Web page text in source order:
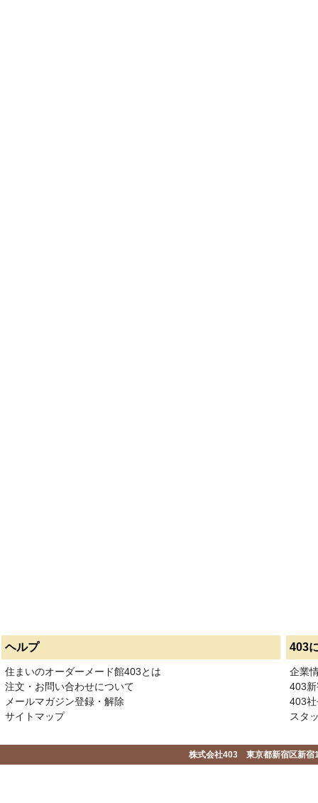
ヘルプ 403
住まいのオーダーメード館403とは
注文・お問い合わせについて
メールマガジン登録・解除
サイトマップ
企業
403
403
スタ
株式会社403 東京都新宿区新